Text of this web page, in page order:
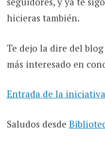
hicieras también.
Te dejo la dire del
más interesado en
Entrada de la
Saludos desde